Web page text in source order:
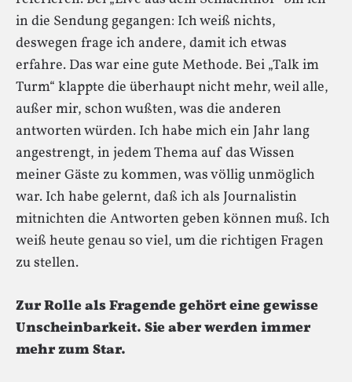
in die Sendung gegangen: Ich weiß nichts,
deswegen frage ich andere, damit ich etwas
erfahre. Das war eine gute Methode. Bei „Talk im
Turm“ klappte die überhaupt nicht mehr, weil alle,
außer mir, schon wußten, was die anderen
antworten würden. Ich habe mich ein Jahr lang
angestrengt, in jedem Thema auf das Wissen
meiner Gäste zu kommen, was völlig unmöglich
war. Ich habe gelernt, daß ich als Journalistin
mitnichten die Antworten geben können muß. Ich
weiß heute genau so viel, um die richtigen Fragen
zu stellen.
Zur Rolle als Fragende gehört eine gewisse
Unscheinbarkeit. Sie aber werden immer
mehr zum Star.